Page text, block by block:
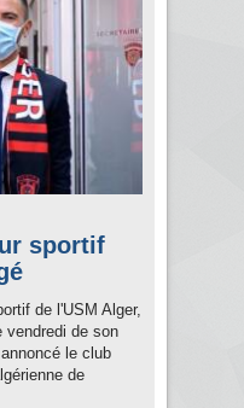
sportif
de l'USM Alger,
vendredi de son
le club
de